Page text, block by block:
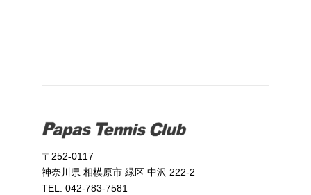
〒252-0117
神奈川県 相模原市 緑区 中沢 222-2
TEL: 042-783-7581